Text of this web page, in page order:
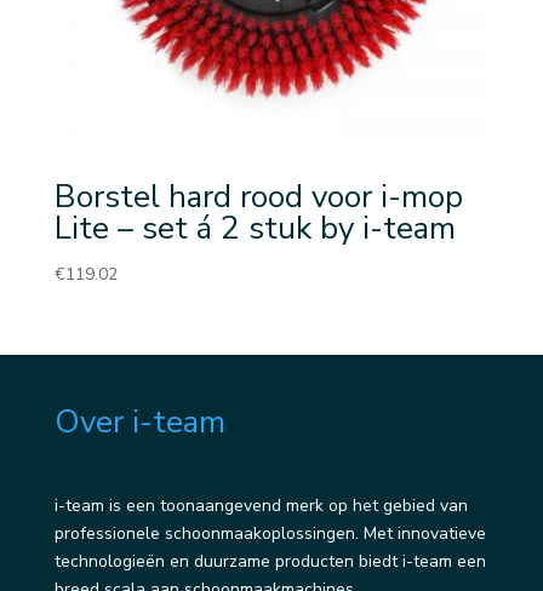
Borstel hard rood voor i-mop
Lite – set á 2 stuk by i-team
€119.02
Over i-team
i-team is een toonaangevend merk op het gebied van
professionele schoonmaakoplossingen. Met innovatieve
technologieën en duurzame producten biedt i-team een